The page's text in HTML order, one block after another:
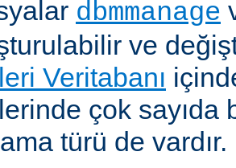
dbmmanage
ve
Veritabanı
çok sayıda
türü de vardır.